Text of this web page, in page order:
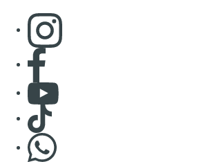
Consulter page Instagram
Consulter page Facebook
Consulter Youtube
Consulter TikTok